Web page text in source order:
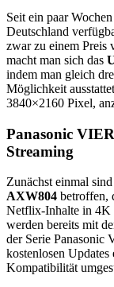
Seit ein paar
Deutschland
zwar zu einem Preis
macht man sich das
indem man gleich
Möglichkeit
3840×2160 Pixel,
Panasonic
Streaming
Zunächst einmal
AXW804 betroffen,
Netflix-Inhalte in 4K
werden bereits mit
der Serie
kostenlosen
Kompatibilität